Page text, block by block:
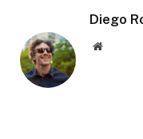
Diego
Website